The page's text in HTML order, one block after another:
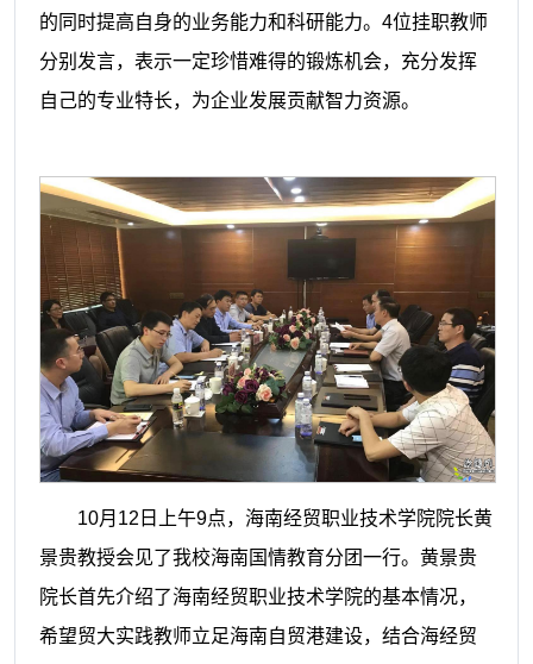
的同时提高自身的业务能力和科研能力。 4位挂职教师
分别发言，表示一定珍惜难得的锻炼机会，充分发挥
自己的专业特长，为企业发展贡献智力资源。
10月 12日上午9点，海南经贸职业技术学院院长黄
景贵教授会见了我校海南国情教育分团一行。黄景贵
院长首先介绍了海南经贸职业技术学院的基本情况，
希望贸大实践教师立足海南自贸港建设，结合海经贸